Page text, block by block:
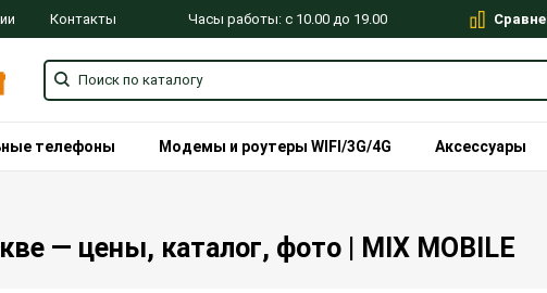
Контакты Часы работы: с 10.00 до 19.00
телефоны Модемы и роутеры WIFI/3G/4G Аксессуары
— цены, каталог, фото | MIX MOBILE